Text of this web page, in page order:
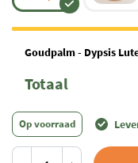
Goudpalm - Dypsis
Totaal
Op voorraad